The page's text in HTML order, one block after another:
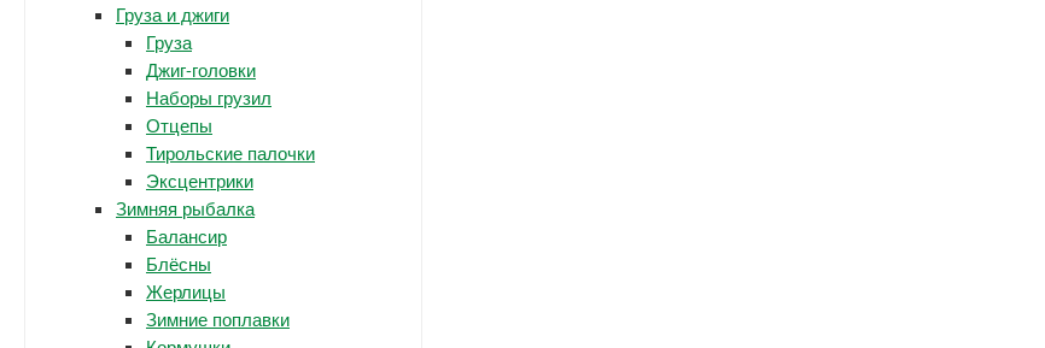
Груза и джиги
Груза
Джиг-головки
Наборы грузил
Отцепы
Тирольские палочки
Эксцентрики
Зимняя рыбалка
Балансир
Блёсны
Жерлицы
Зимние поплавки